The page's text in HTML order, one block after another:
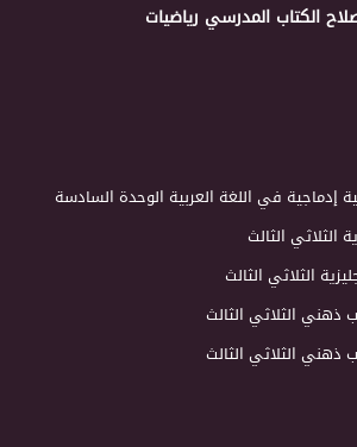
الكتاب المدرسي رياضيات
إدماجية في اللغة العربية الوحدة السادسة
الثلاثي الثالث
الثلاثي الثالث
ذهني الثلاثي الثالث
ذهني الثلاثي الثالث